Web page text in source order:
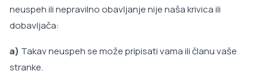
neuspeh ili nepravilno obavljanje nije naša krivica ili
dobavljača:
a) Takav neuspeh se može pripisati vama ili članu vaše
stranke.